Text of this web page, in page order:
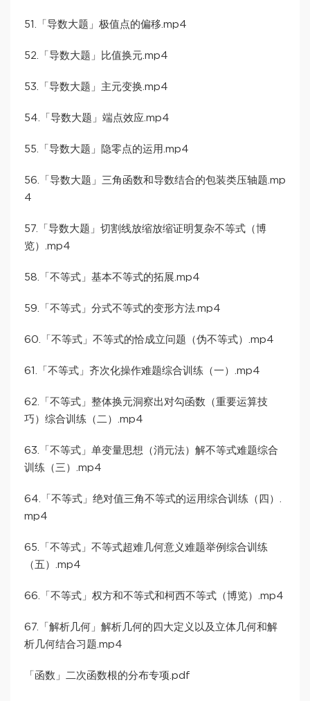
51.「导数大题」极值点的偏移.mp4
52.「导数大题」比值换元.mp4
53.「导数大题」主元变换.mp4
54.「导数大题」端点效应.mp4
55.「导数大题」隐零点的运用.mp4
56.「导数大题」三角函数和导数结合的包装类压轴题.mp
4
57.「导数大题」切割线放缩放缩证明复杂不等式（博
览）.mp4
58.「不等式」基本不等式的拓展.mp4
59.「不等式」分式不等式的变形方法.mp4
60.「不等式」不等式的恰成立问题（伪不等式）.mp4
61.「不等式」齐次化操作难题综合训练（一）.mp4
62.「不等式」整体换元洞察出对勾函数（重要运算技
巧）综合训练（二）.mp4
63.「不等式」单变量思想（消元法）解不等式难题综合
训练（三）.mp4
64.「不等式」绝对值三角不等式的运用综合训练（四）.
mp4
65.「不等式」不等式超难几何意义难题举例综合训练
（五）.mp4
66.「不等式」权方和不等式和柯西不等式（博览）.mp4
67.「解析几何」解析几何的四大定义以及立体几何和解
析几何结合习题.mp4
「函数」二次函数根的分布专项.pdf